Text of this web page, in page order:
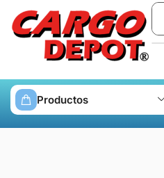
Productos